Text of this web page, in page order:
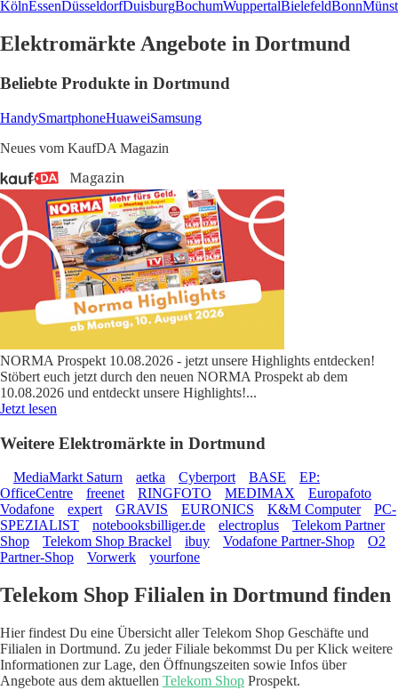
KölnEssenDüsseldorfDuisburgBochumWuppertalBielefeldBonn
Elektromärkte Angebote in Dortmund
Beliebte Produkte in Dortmund
HandySmartphoneHuaweiSamsung
Neues vom KaufDA Magazin
NORMA Prospekt 10.08.2026 - jetzt unsere Highlights entdecken!
Stöbert euch jetzt durch den neuen NORMA Prospekt ab dem
10.08.2026 und entdeckt unsere Highlights!...
Jetzt lesen
Weitere Elektromärkte in Dortmund
MediaMarkt Saturn aetka Cyberport BASE
EP:
OfficeCentre
freenet RINGFOTO MEDIMAX
Europafoto
Vodafone
expert GRAVIS EURONICS K&M Computer
PC-
SPEZIALIST
notebooksbilliger.de electroplus
Telekom Partner
Shop
Telekom Shop Brackel ibuy Vodafone Partner-Shop
O2
Partner-Shop
Vorwerk yourfone
Telekom Shop Filialen in Dortmund finden
Hier findest Du eine Übersicht aller Telekom Shop Geschäfte und
Filialen in Dortmund. Zu jeder Filiale bekommst Du per Klick weitere
Informationen zur Lage, den Öffnungszeiten sowie Infos über
Angebote aus dem aktuellen Telekom Shop Prospekt.